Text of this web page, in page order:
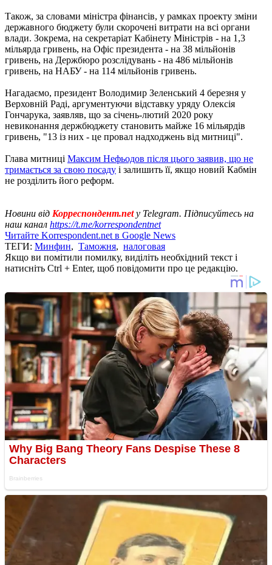
Також, за словами міністра фінансів, у рамках проекту зміни
державного бюджету були скорочені витрати на всі органи
влади. Зокрема, на секретаріат Кабінету Міністрів - на 1,3
мільярда гривень, на Офіс президента - на 38 мільйонів
гривень, на Держбюро розслідувань - на 486 мільйонів
гривень, на НАБУ - на 114 мільйонів гривень.
Нагадаємо, президент Володимир Зеленський 4 березня у
Верховній Раді, аргументуючи відставку уряду Олексія
Гончарука, заявляв, що за січень-лютий 2020 року
невиконання держбюджету становить майже 16 мільярдів
гривень, "13 із них - це провал надходжень від митниці".
Глава митниці Максим Нефьодов після цього заявив, що не
тримається за свою посаду і залишить її, якщо новий Кабмін
не розділить його реформ.
Новини від Корреспондент.netу Telegram. Підписуйтесь на
наш канал https://t.me/korrespondentnet
Читайте Korrespondent.net в Google News
ТЕГИ: Минфин, Таможня, налоговая
Якщо ви помітили помилку, виділіть необхідний текст і
натисніть Ctrl + Enter, щоб повідомити про це редакцію.